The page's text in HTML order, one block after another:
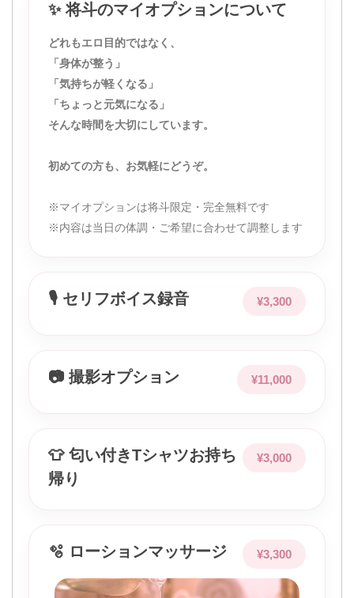
✨ 将斗のマイオプションについて
どれもエロ目的ではなく、
「身体が整う」
「気持ちが軽くなる」
「ちょっと元気になる」
そんな時間を大切にしています。
初めての方も、お気軽にどうぞ。
※マイオプションは将斗限定・完全無料です
※内容は当日の体調・ご希望に合わせて調整します
🎙 セリフボイス録音 ¥3,300
📷 撮影オプション ¥11,000
👕 匂い付きTシャツお持ち
帰り
¥3,000
🫧 ローションマッサージ ¥3,300